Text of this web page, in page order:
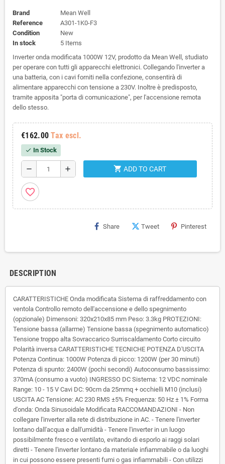
Brand
Mean Well
Reference
A301-1K0-F3
Condition
New
In stock
5 Items
Inverter onda modificata 1000W 12V, prodotto da Mean Well, studiato
per operare con tutti gli apparecchi elettronici. Collegando l'inverter a
una batteria, con i cavi forniti nella confezione, consentirà di
alimentare apparecchi con tensione a 230V. Inoltre è predisposto,
tramite apposita "porta di comunicazione", per l'accensione remota
dello stesso.
€162.00 Tax escl.
check In Stock
remove add shopping_cart ADD TO CART
favorite_border
Share Tweet Pinterest
DESCRIPTION
CARATTERISTICHE Onda modificata Sistema di raffreddamento con
ventola Controllo remoto dell'accensione e dello spegnimento
(opzionale) Dimensoni: 320x210x85 mm Peso: 3.3kg PROTEZIONI:
Tensione bassa (allarme) Tensione bassa (spegnimento automatico)
Tensione troppo alta Sovraccarico Surriscaldamento Corto circuito
Polarità inversa CARATTERISTICHE TECNICHE POTENZA D'USCITA
Potenza Continua: 1000W Potenza di picco: 1200W (per 30 minuti)
Potenza di spunto: 2400W (pochi secondi) Autoconsumo bassissimo:
370mA (consumo a vuoto) INGRESSO DC Sistema: 12 VDC nominale
Range: 10 - 15 V Cavi DC: 90cm da 25mmq + occhielli M10 (inclusi)
USCITA AC Tensione: AC 230 RMS ±5% Frequenza: 50 Hz ± 1% Forma
d'onda: Onda Sinusoidale Modificata RACCOMANDAZIONI - Non
collegare l'inverter alla rete di distribuzione in AC. - Tenere l'inverter
lontano dall'acqua e dall'umidità - Tenere l'inverter in un luogo
possibilmente fresco e ventilato, evitando di esporlo ai raggi solari
diretti - Tenere l'inverter lontano da materiale infiammabile o da luoghi
in cui possono essere presenti fumi o gas infiammabili - Con utilizzi